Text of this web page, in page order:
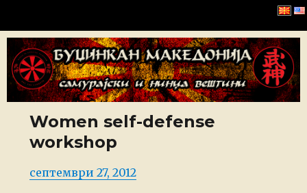
Буџинкан Македонија
Women self-defense
workshop
Posted
септември 27, 2012